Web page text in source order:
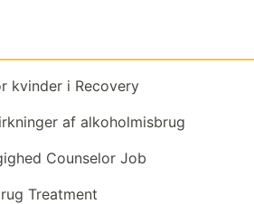
kvinder i Recovery
af alkoholmisbrug
Counselor Job
Treatment